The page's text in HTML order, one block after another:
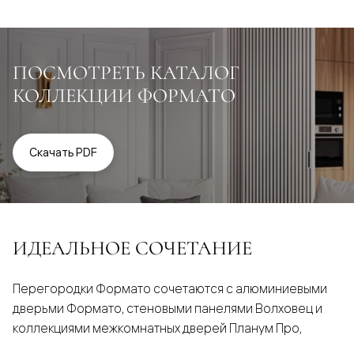
ПОСМОТРЕТЬ КАТАЛОГ
КОЛЛЕКЦИИ ФОРМАТО
Скачать PDF
ИДЕАЛЬНОЕ СОЧЕТАНИЕ
Перегородки Формато сочетаются с алюминиевыми
дверьми Формато, стеновыми панелями Волховец и
коллекциями межкомнатных дверей Планум Про,